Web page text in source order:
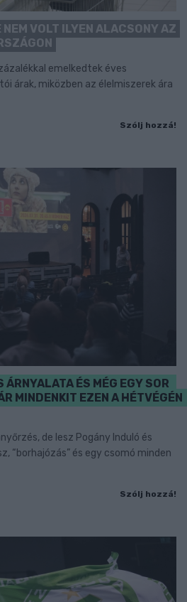
VOLT ILYEN ALACSONY AZ
emelkedtek éves
árak, miközben az élelmiszerek ára
Szólj hozzá!
ÁRNYALATA ÉS MÉG EGY SOR
MINDENKIT EZEN A HÉTVÉGÉN
de lesz Pogány Induló és
“borhajózás” és egy csomó minden
Szólj hozzá!